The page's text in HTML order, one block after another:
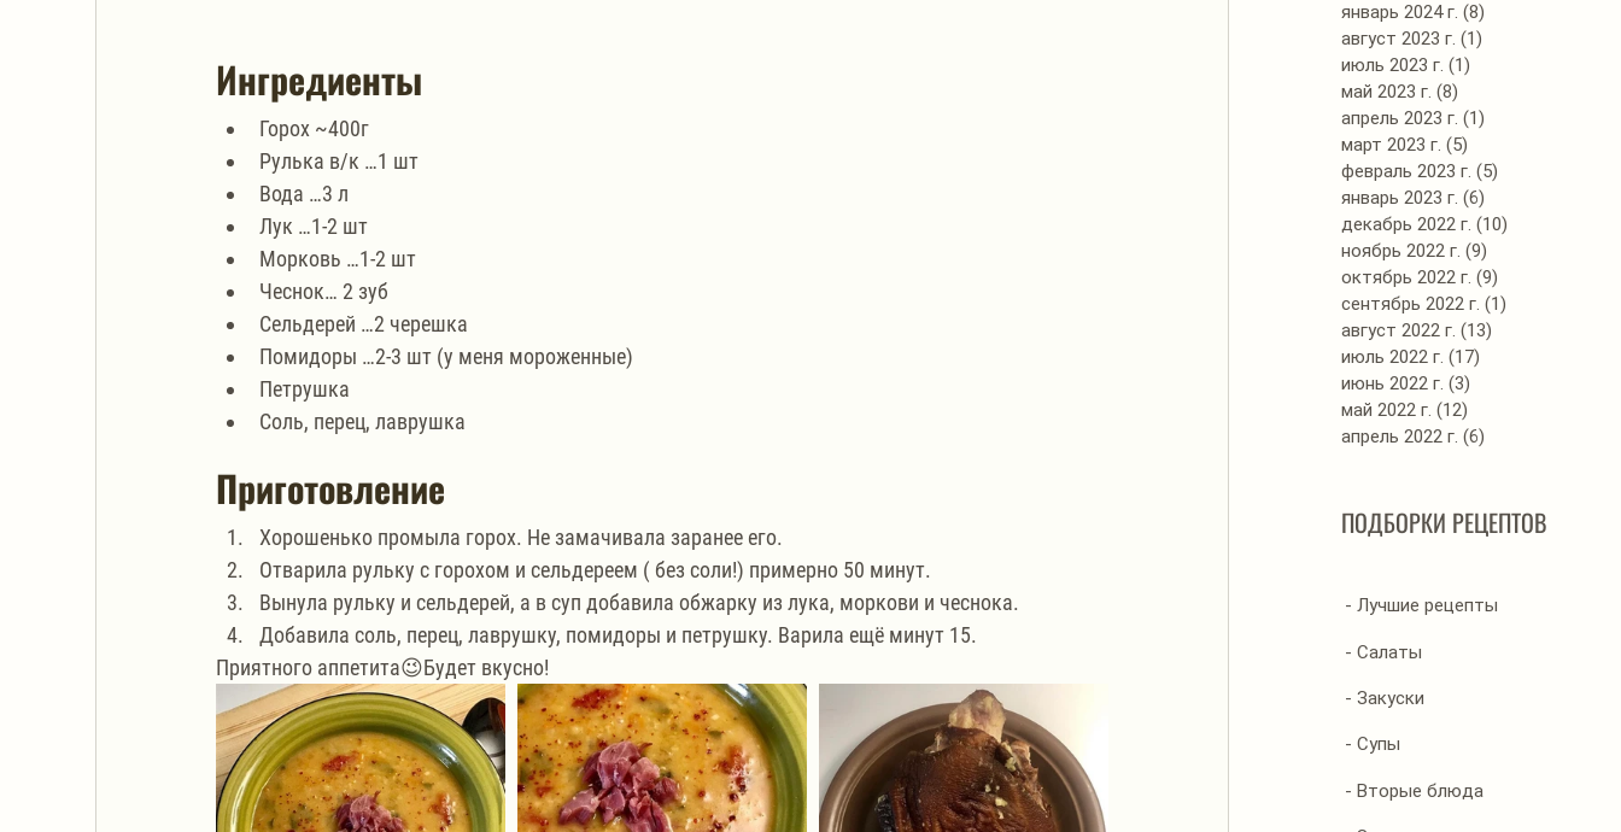
Ингредиенты
Горох ~400г
Рулька в/к …1 шт
Вода …3 л
Лук …1-2 шт
Морковь …1-2 шт
Чеснок… 2 зуб
Сельдерей …2 черешка
Помидоры …2-3 шт (у меня мороженные)
Петрушка
Соль, перец, лаврушка
Приготовление
Хорошенько промыла горох. Не замачивала заранее его.
Отварила рульку с горохом и сельдереем ( без соли!) примерно 50 минут.
Вынула рульку и сельдерей, а в суп добавила обжарку из лука, моркови и чеснока.
Добавила соль, перец, лаврушку, помидоры и петрушку. Варила ещё минут 15.
Приятного аппетита😉Будет вкусно!
январь 2024 г. (8)
август 2023 г. (1)
июль 2023 г. (1)
май 2023 г. (8)
апрель 2023 г. (1)
март 2023 г. (5)
февраль 2023 г. (5)
январь 2023 г. (6)
декабрь 2022 г. (10)
ноябрь 2022 г. (9)
октябрь 2022 г. (9)
сентябрь 2022 г. (1)
август 2022 г. (13)
июль 2022 г. (17)
июнь 2022 г. (3)
май 2022 г. (12)
апрель 2022 г. (6)
ПОДБОРКИ РЕЦЕПТОВ
- Лучшие рецепты
- Салаты
- Закуски
- Супы
- Вторые блюда